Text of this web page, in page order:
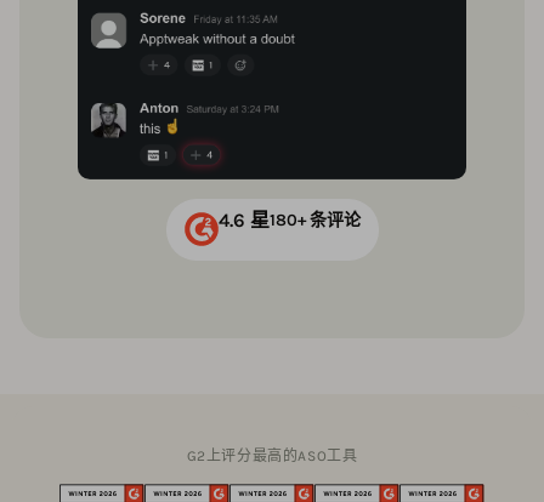
4.6 星180+ 条评论
G2上评分最高的ASO工具